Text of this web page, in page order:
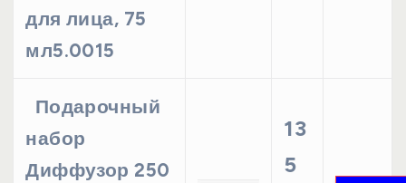
для лица, 75
мл5.0015
Подарочный
набор
Диффузор 250
13
5